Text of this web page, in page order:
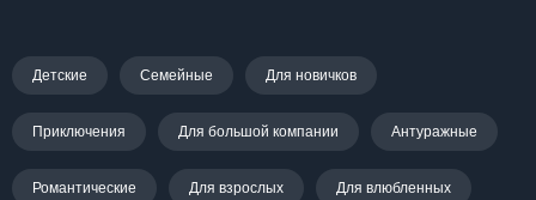
Детские Семейные Для новичков
Приключения Для большой компании Антуражные
Романтические Для взрослых Для влюбленных